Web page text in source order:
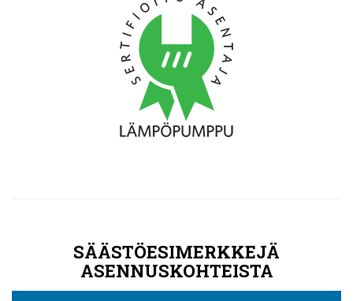
SÄÄSTÖESIMERKKEJÄ
ASENNUSKOHTEISTA